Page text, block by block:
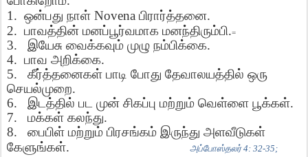
1. ஒன்பது நாள் Novena பிரார்த்தனை.
2. பாவத்தின் மனப்பூர்வமாக மனந்திரும்பி.=
3. இயேசு வைக்கவும் முழு நம்பிக்கை.
4. பாவ அறிக்கை.
5.
கீர்த்தனைகள் பாடி போது தேவாலயத்தில் ஒரு
செயல்முறை.
6.
இடத்தில் பட முன் சிகப்பு மற்றும் வெள்ளை பூக்கள்.
7.
மக்கள் கலந்து.
8.
பைபிள் மற்றும் பிரசங்கம் இருந்து அளவீடுகள்
கேளுங்கள். அப்போஸ்தலர்4: 32-35;